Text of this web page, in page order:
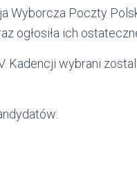
Wyborcza Poczty
ogłosiła ich
Kadencji wybrani